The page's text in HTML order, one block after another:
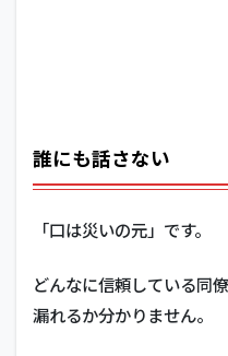
誰にも話さない
「口は災いの元」です。
どんなに信頼している同
漏れるか分かりません。